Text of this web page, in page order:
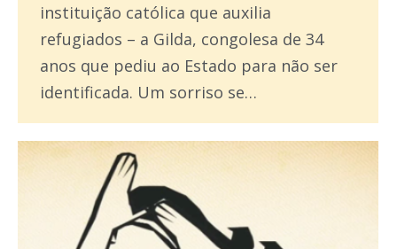
instituição católica que auxilia
refugiados – a Gilda, congolesa de 34
anos que pediu ao Estado para não ser
identificada. Um sorriso se…